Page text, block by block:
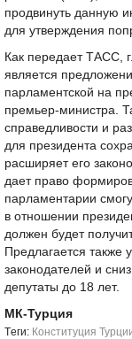
продвинуть данную
для утверждения
Как передает ТАСС,
является
парламентской на
премьер-министра.
справедливости и
для президента
расширяет его
дает право
парламентарии
в отношении
должен будет
Предлагается также
законодателей и
депутаты до 18 лет.
МК-Турция
Tеги: Конституция